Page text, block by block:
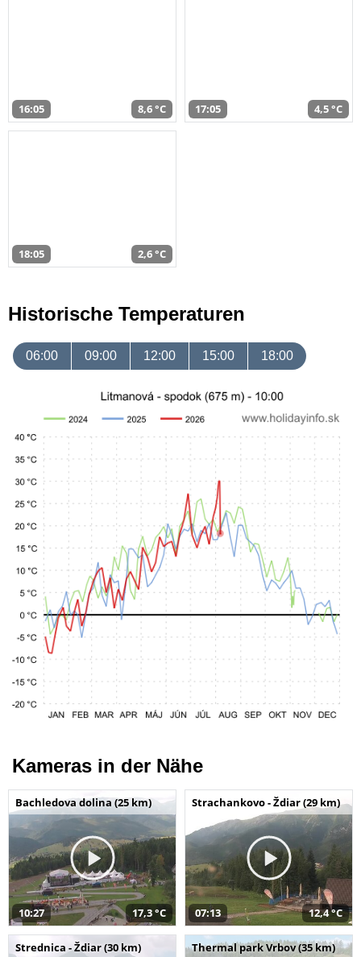
16:05 8,6 °C 17:05 4,5 °C
18:05 2,6 °C
Historische Temperaturen
06:00 09:00 12:00 15:00 18:00
Kameras in der Nähe
Bachledova dolina (25 km)
10:27 17,3 °C
Strachankovo - Ždiar (29 km)
07:13 12,4 °C
Strednica - Ždiar (30 km) Thermal park Vrbov (35 km)